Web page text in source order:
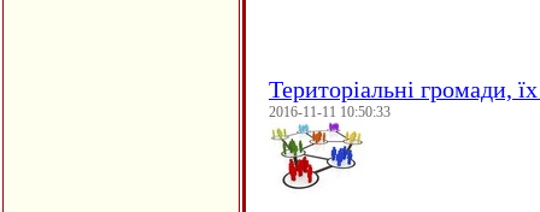
Територіальні громади,
2016-11-11 10:50:33